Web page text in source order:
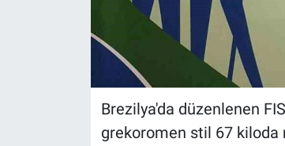
Brezilya'da düzenlenen
grekoromen stil 67 kiloda